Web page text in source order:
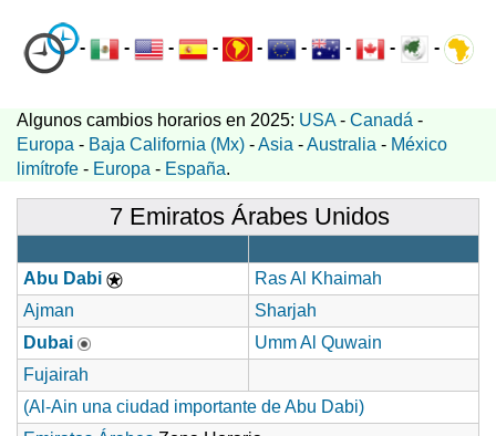
- - - - - - - - -
Algunos cambios horarios en 2025: USA- Canadá -
Europa - Baja California (Mx) -Asia -Australia - México
limítrofe - Europa - España.
7 Emiratos Árabes Unidos
Abu Dabi
Ras Al Khaimah
Ajman
Sharjah
Dubai
Umm Al Quwain
Fujairah
(Al-Ain una ciudad importante de Abu Dabi)